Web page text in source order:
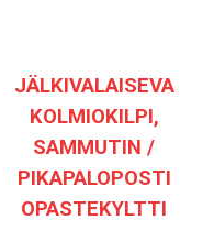
JÄLKIVALAISEVA
KOLMIOKILPI,
SAMMUTIN /
PIKAPALOPOSTI
OPASTEKYLTTI